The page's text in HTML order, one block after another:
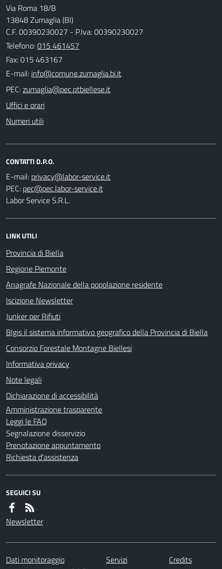
Via Roma 18/B
13848 Zumaglia (BI)
C.F. 00390230027 - P.Iva: 00390230027
Telefono:015 461457
Fax: 015 463167
E-mail:
PEC:
Uffici e orari
Numeri utili
CONTATTI D.P.O.
E-mail:
PEC:
Labor Service S.R.L.
LINK UTILI
Provincia di Biella
Regione Piemonte
Anagrafe Nazionale della popolazione residente
Iscizione Newsletter
Junker per Rifiuti
BIgis il sistema informativo geografico della Provincia di Biella
Consorzio Forestale Montagne Biellesi
Informativa privacy
Note legali
Dichiarazione di accessibilità
Amministrazione trasparente
Leggi le FAQ
Segnalazione disservizio
Prenotazione appuntamento
Richiesta d'assistenza
SEGUICI SU
Newsletter
Dati monitoraggio Servizi
Credits